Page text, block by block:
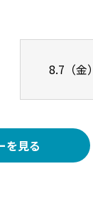
8.7（金）
を見る